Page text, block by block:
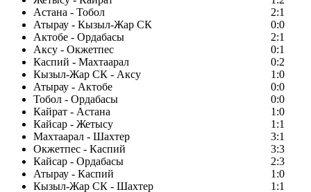
Астана - Тобол
2:1
Атырау - Кызыл-Жар СК
0:0
Актобе - Ордабасы
2:1
Аксу - Окжетпес
0:1
Каспий - Махтаарал
0:2
Кызыл-Жар СК - Аксу
1:0
Атырау - Актобе
0:0
Тобол - Ордабасы
0:0
Кайрат - Астана
1:0
Кайсар - Жетысу
1:1
Махтаарал - Шахтер
3:1
Окжетпес - Каспий
3:3
Кайсар - Ордабасы
2:3
Атырау - Каспий
1:0
Кызыл-Жар СК - Шахтер
1:1